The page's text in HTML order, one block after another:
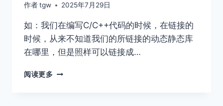
作者tgw 2025年7月29日
如：我们在编写C/C++代码的时候，在链接的
时候，从来不知道我们的所链接的动态静态库
在哪⾥，但是照样可以链接成…
阅读更多 命